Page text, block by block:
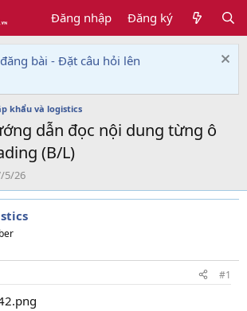
Đăng nhập Đăng ký
bài - Đặt câu hỏi lên
khẩu và logistics
dẫn đọc nội dung từng ô
(B/L)
5/26
#1